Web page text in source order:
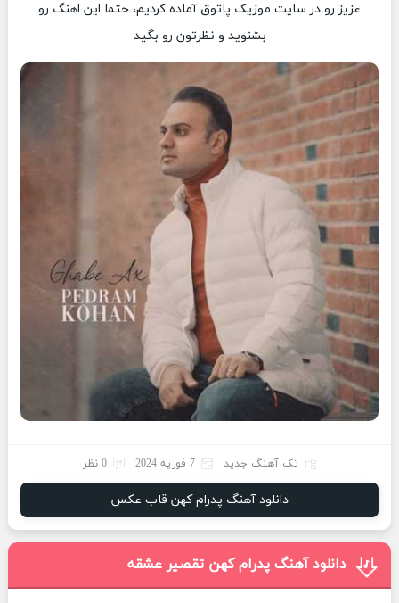
عزیز رو در سایت موزیک پاتوق آماده کردیم، حتما این اهنگ رو
بشنوید و نظرتون رو بگید
تک آهنگ جدید 7 فوریه 2024 0 نظر
دانلود آهنگ پدرام کهن قاب عکس
دانلود آهنگ پدرام کهن تقصیر عشقه